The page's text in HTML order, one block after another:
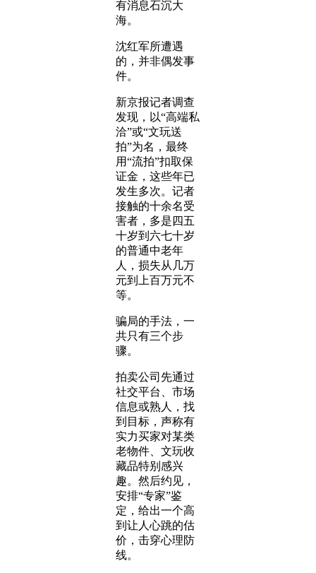
有消息石沉大
海。
沈红军所遭遇
的，并非偶发事
件。
新京报记者调查
发现，以“高端私
洽”或“文玩送
拍”为名，最终
用“流拍”扣取保
证金，这些年已
发生多次。记者
接触的十余名受
害者，多是四五
十岁到六七十岁
的普通中老年
人，损失从几万
元到上百万元不
等。
骗局的手法，一
共只有三个步
骤。
拍卖公司先通过
社交平台、市场
信息或熟人，找
到目标，声称有
实力买家对某类
老物件、文玩收
藏品特别感兴
趣。然后约见，
安排“专家”鉴
定，给出一个高
到让人心跳的估
价，击穿心理防
线。